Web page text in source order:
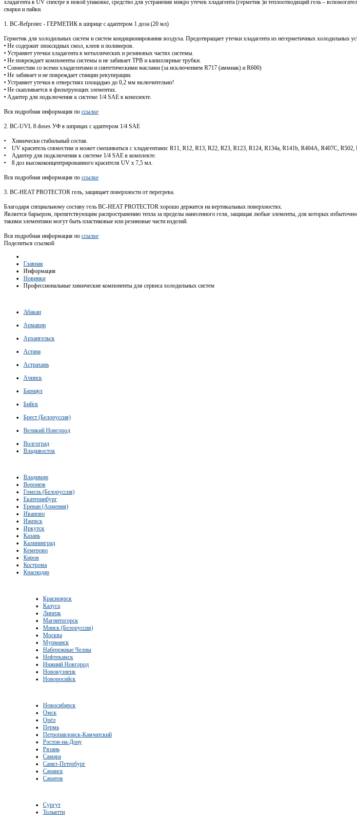
хладагента в UV спектре в новой упаковке, средство для устранения микро утечек хладагента (герметик )и теплоотводящий гель –
сварки и пайки.
1. BC-Refprotec - ГЕРМЕТИК в шприце с адаптером 1 доза (20 мл)
Герметик для холодильных систем и систем кондиционирования воздуха. Предотвращает утечки хладагента из негерметичных холодильных
• Не содержит эпоксидных смол, клеев и полимеров.
• Устраняет утечки хладагента в металлических и резиновых частях системы.
• Не повреждает компоненты системы и не забивает ТРВ и капиллярные трубки.
• Совместим со всеми хладагентами и синтетическими маслами (за исключением R717 (аммиак) и R600)
• Не забивает и не повреждает станции рекуперации.
• Устраняет утечки в отверстиях площадью до 0,2 мм включительно!
• Не скапливается в фильтрующих элементах.
• Адаптер для подключения к системе 1/4 SAE в комплекте.
Вся подробная информация по ссылке
2. BC-UVL 8 doses УФ в шприцах с адаптером 1/4 SAE
• Химически стабильный состав.
• UV краситель совместим и может смешиваться с хладагентами: R11, R12, R13, R22, R23, R123, R124, R134a, R141b, R404A, R407C, R502,
• Адаптер для подключения к системе 1/4 SAE в комплекте.
• 8 доз высококонцентрированного красителя UV x 7,5 мл.
Вся подробная информация по ссылке
3. BC-HEAT PROTECTOR гель, защищает поверхности от перегрева.
Благодаря специальному составу гель BC-HEAT PROTECTOR хорошо держится на вертикальных поверхностях.
Является барьером, препятствующим распространению тепла за пределы нанесенного геля, защищая любые элементы, для которых
такими элементами могут быть пластиковые или резиновые части изделий.
Вся подробная информация по ссылке
Поделиться ссылкой
Главная
Информация
Новинки
Профессиональные химические компоненты для сервиса холодильных систем
Абакан
Армавир
Архангельск
Астана
Астрахань
Ачинск
Барнаул
Бийск
Брест (Белоруссия)
Великий Новгород
Волгоград
Владивосток
Владимир
Воронеж
Гомель (Белоруссия)
Екатеринбург
Ереван (Армения)
Иваново
Ижевск
Иркутск
Казань
Калининград
Кемерово
Киров
Кострома
Краснодар
Красноярск
Калуга
Липецк
Магнитогорск
Минск (Белоруссия)
Москва
Мурманск
Набережные Челны
Нефтекамск
Нижний Новгород
Новокузнецк
Новоросийск
Новосибирск
Омск
Орёл
Пермь
Петропавловск-Камчатский
Ростов-на-Дону
Рязань
Самара
Санкт-Петербург
Саранск
Саратов
Сургут
Тольятти